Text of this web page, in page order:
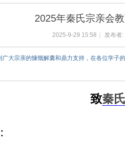
2025年秦氏宗亲会
2025-9-29 15:58 发布者:
大宗亲的慷慨解囊和鼎力支持，在各位学
致秦氏